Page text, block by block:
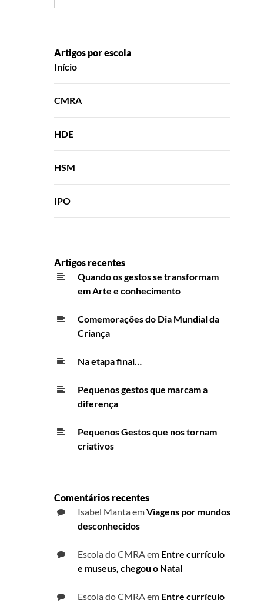
Artigos por escola
Início
CMRA
HDE
HSM
IPO
Artigos recentes
Quando os gestos se transformam
em Arte e conhecimento
Comemorações do Dia Mundial da
Criança
Na etapa final…
Pequenos gestos que marcam a
diferença
Pequenos Gestos que nos tornam
criativos
Comentários recentes
Isabel MantaemViagens por mundos
desconhecidos
Escola do CMRAem Entre currículo
e museus, chegou o Natal
Escola do CMRAem Entre currículo